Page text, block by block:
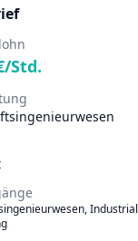
Std.
Industrial